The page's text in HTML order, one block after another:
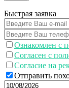
Быстрая заявка
Ознакомлен с
Согласен с
Согласие на
Отправить